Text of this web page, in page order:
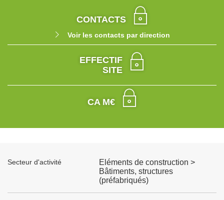
CONTACTS
Voir les contacts par direction
EFFECTIF
SITE
CA M€
Secteur d'activité
Eléments de construction >
Bâtiments, structures
(préfabriqués)